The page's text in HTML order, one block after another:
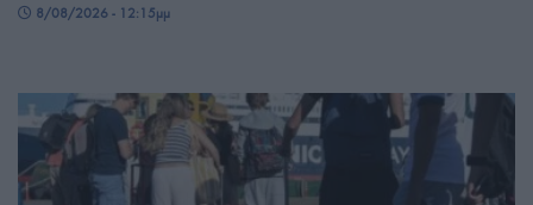
8/08/2026 - 12:15μμ